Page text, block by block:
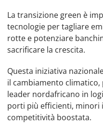
La transizione green è
tecnologie per tagliare
rotte e potenziare
sacrificare la crescita.
Questa iniziativa
il cambiamento climatico,
leader nordafricano in
porti più efficienti, minori
competitività boostata.